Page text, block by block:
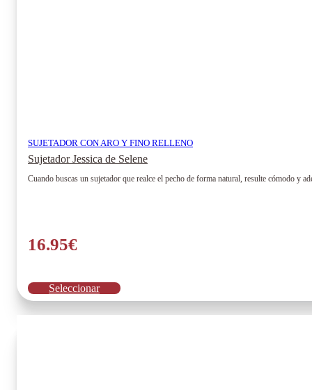
SUJETADOR CON ARO Y FINO RELLENO
Sujetador Jessica de Selene
Cuando buscas un sujetador que realce el pecho de forma natural, resulte cómodo y
16.95€
Seleccionar
Este
producto
tiene